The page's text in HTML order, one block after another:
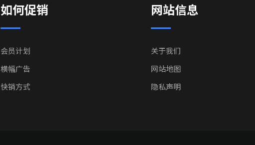
如何促销
会员计划
横幅广告
快销方式
网站信息
关于我们
网站地图
隐私声明